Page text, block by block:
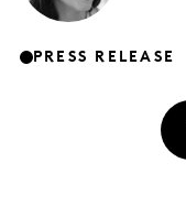
PRESS RELEASE